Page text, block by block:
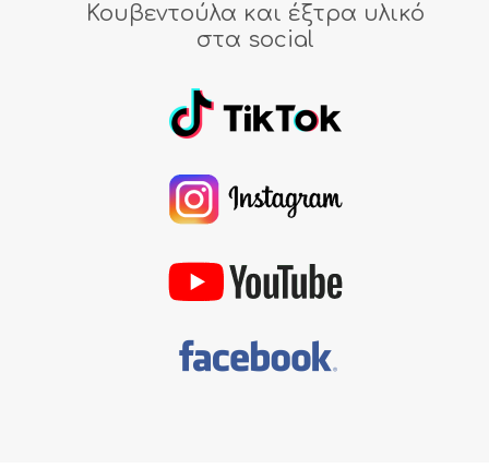
Κουβεντούλα και έξτρα υλικό
στα social